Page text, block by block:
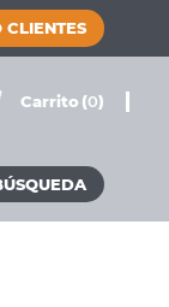
CLIENTES
Carrito (0)